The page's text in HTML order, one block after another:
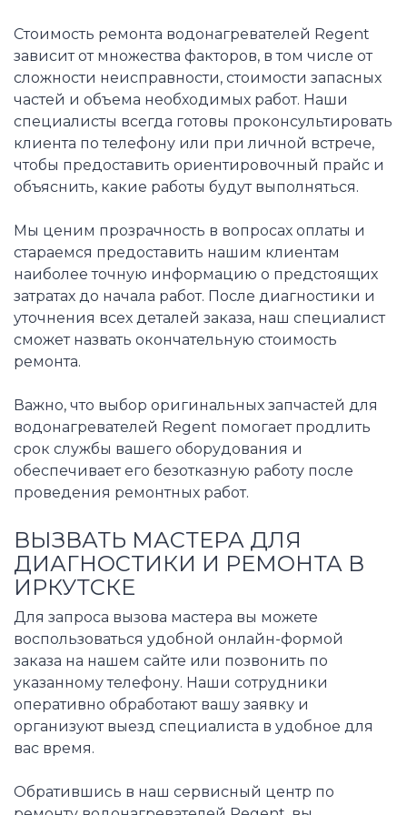
Стоимость ремонта водонагревателей Regent
зависит от множества факторов, в том числе от
сложности неисправности, стоимости запасных
частей и объема необходимых работ. Наши
специалисты всегда готовы проконсультировать
клиента по телефону или при личной встрече,
чтобы предоставить ориентировочный прайс и
объяснить, какие работы будут выполняться.
Мы ценим прозрачность в вопросах оплаты и
стараемся предоставить нашим клиентам
наиболее точную информацию о предстоящих
затратах до начала работ. После диагностики и
уточнения всех деталей заказа, наш специалист
сможет назвать окончательную стоимость
ремонта.
Важно, что выбор оригинальных запчастей для
водонагревателей Regent помогает продлить
срок службы вашего оборудования и
обеспечивает его безотказную работу после
проведения ремонтных работ.
ВЫЗВАТЬ МАСТЕРА ДЛЯ
ДИАГНОСТИКИ И РЕМОНТА В
ИРКУТСКЕ
Для запроса вызова мастера вы можете
воспользоваться удобной онлайн-формой
заказа на нашем сайте или позвонить по
указанному телефону. Наши сотрудники
оперативно обработают вашу заявку и
организуют выезд специалиста в удобное для
вас время.
Обратившись в наш сервисный центр по